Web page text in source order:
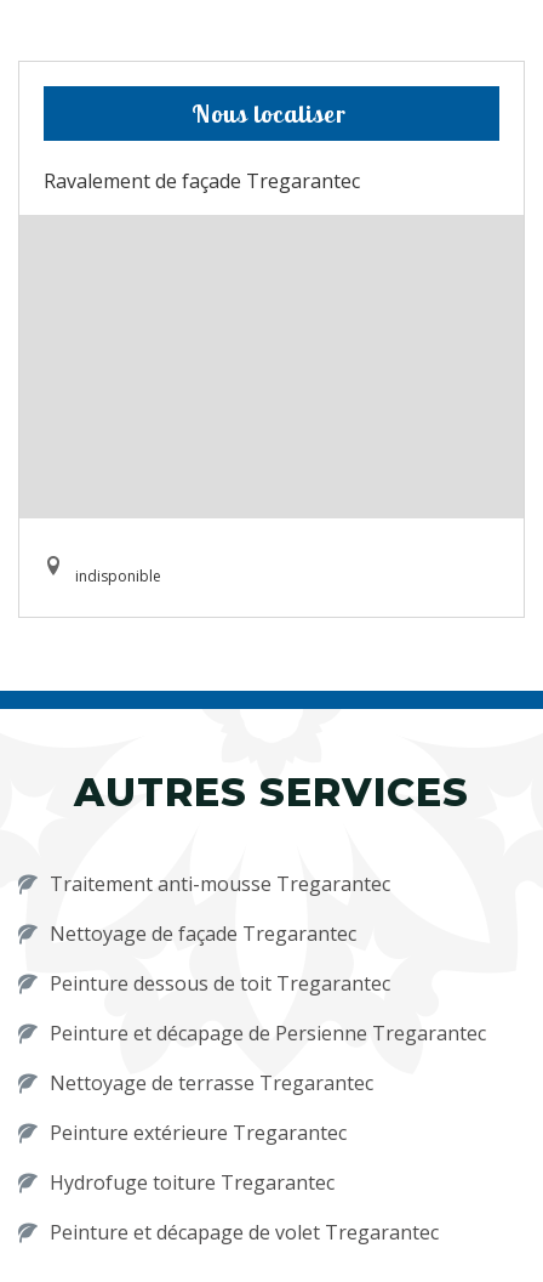
Nous localiser
Ravalement de façade Tregarantec
indisponible
AUTRES SERVICES
Traitement anti-mousse Tregarantec
Nettoyage de façade Tregarantec
Peinture dessous de toit Tregarantec
Peinture et décapage de Persienne Tregarantec
Nettoyage de terrasse Tregarantec
Peinture extérieure Tregarantec
Hydrofuge toiture Tregarantec
Peinture et décapage de volet Tregarantec